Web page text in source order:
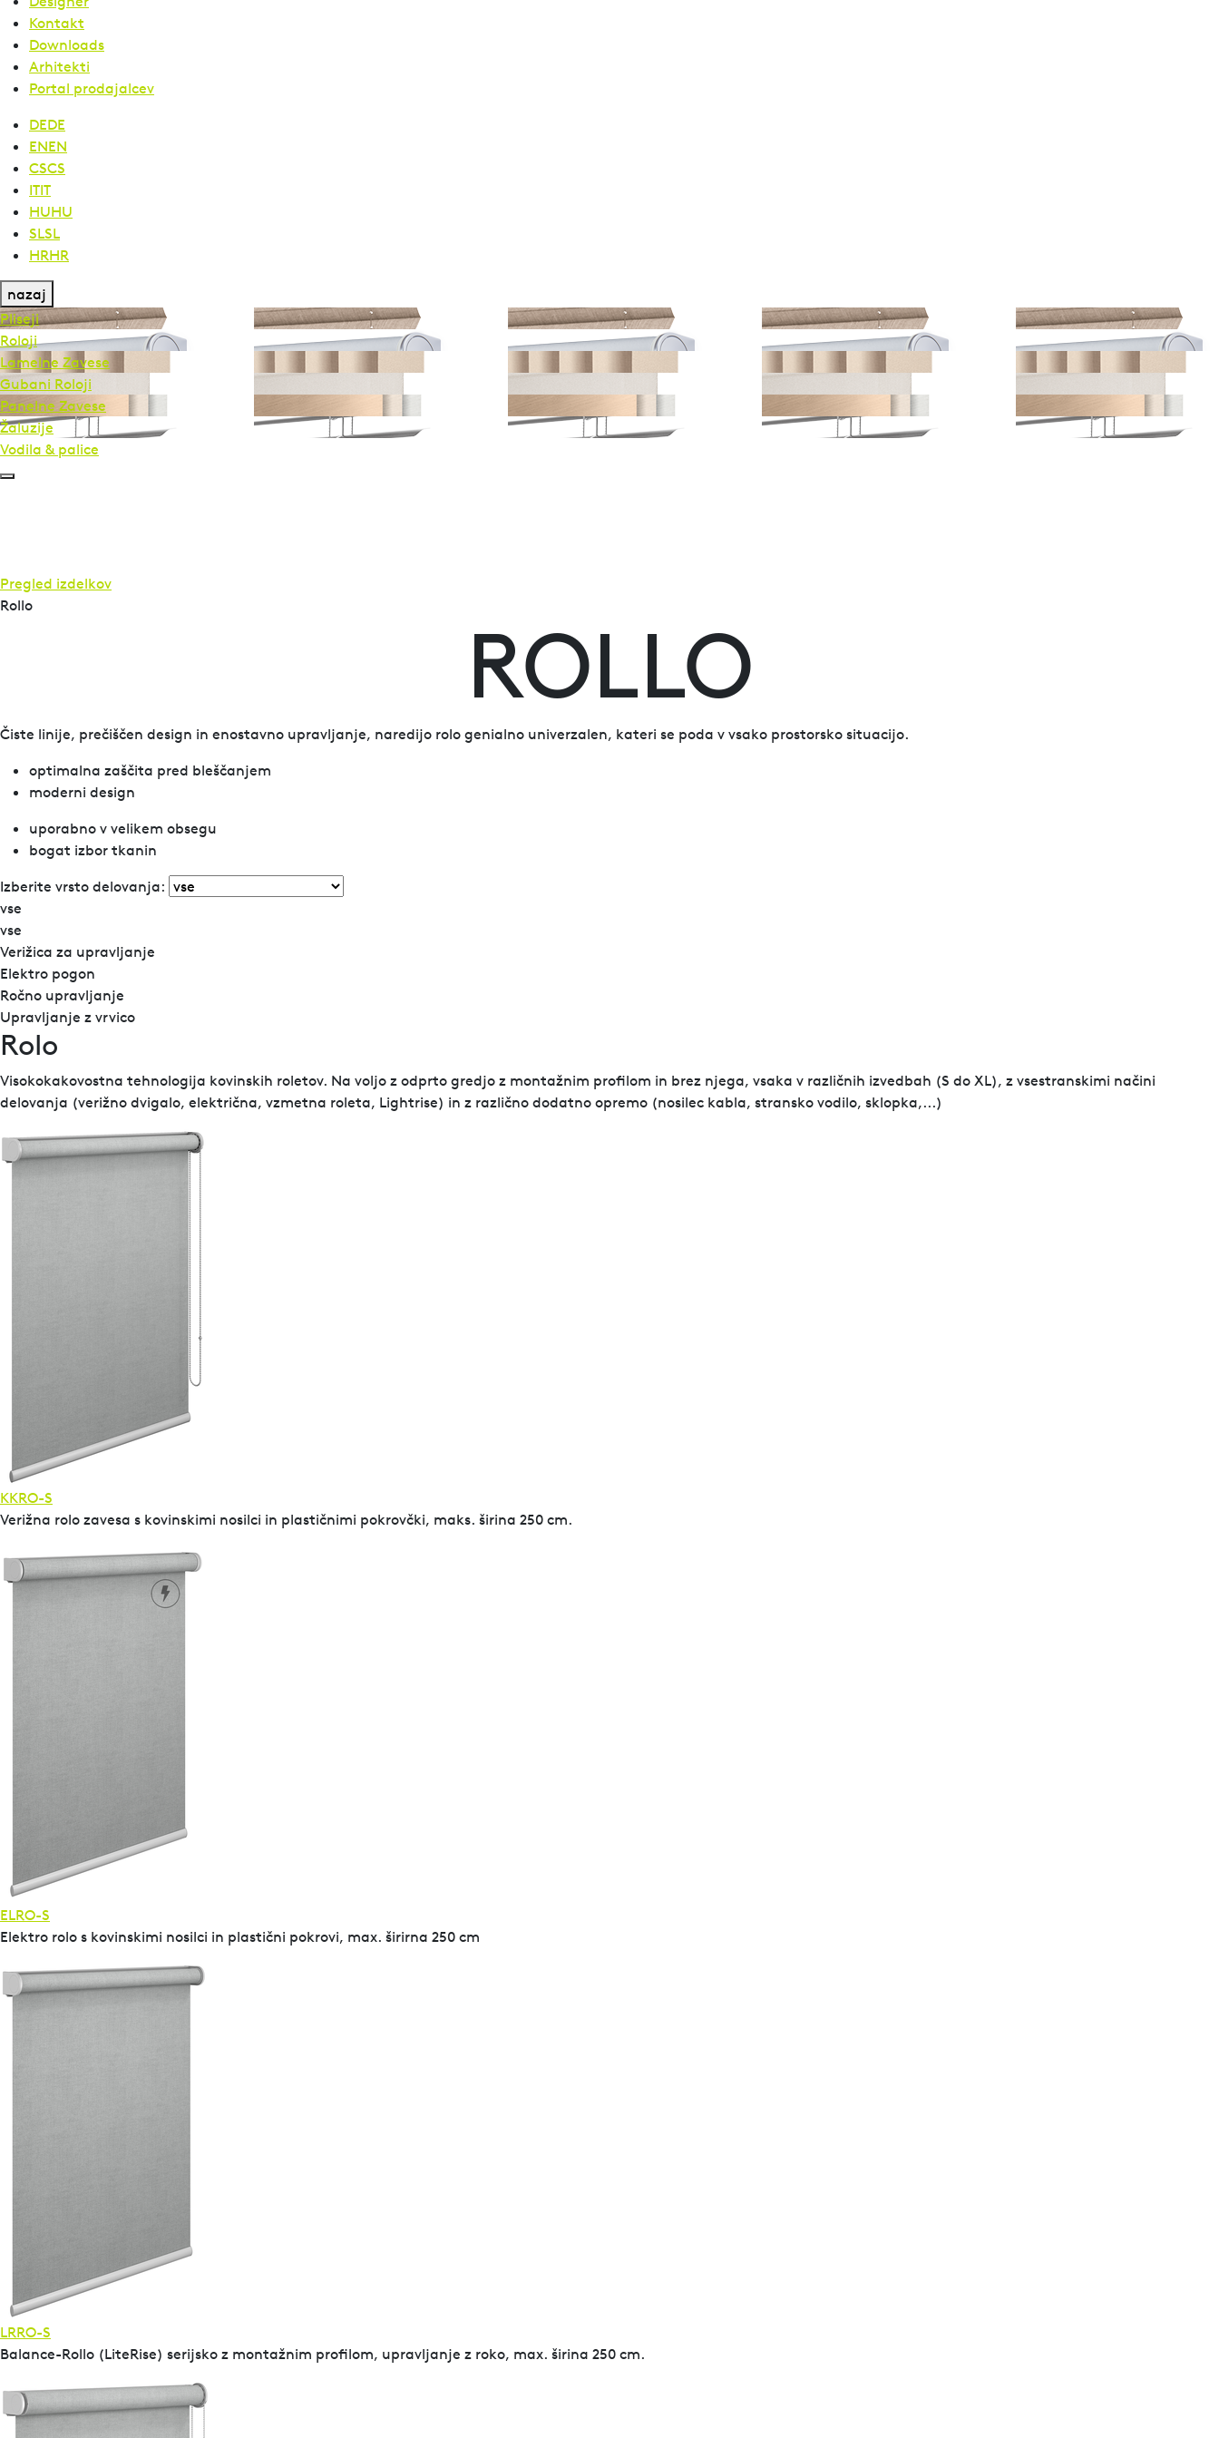
Kontakt
Downloads
Arhitekti
Portal prodajalcev
DEDE
ENEN
CSCS
ITIT
HUHU
SLSL
HRHR
nazaj
Pliseji
Roloji
Lamelne Zavese
Gubani Roloji
Panelne Zavese
Žaluzije
Vodila & palice
Pregled izdelkov
Rollo
ROLLO
Čiste linije, prečiščen design in enostavno upravljanje, naredijo rolo genialno univerzalen, kateri se poda v vsako prostorsko situacijo.
optimalna zaščita pred bleščanjem
moderni design
uporabno v velikem obsegu
bogat izbor tkanin
Izberite vrsto delovanja:
vse
vse
Verižica za upravljanje
Elektro pogon
Ročno upravljanje
Upravljanje z vrvico
Rolo
Visokokakovostna tehnologija kovinskih roletov. Na voljo z odprto gredjo z montažnim profilom in brez njega, vsaka v različnih izvedbah (S do XL), z vsestranskimi načini
delovanja (verižno dvigalo, električna, vzmetna roleta, Lightrise) in z različno dodatno opremo (nosilec kabla, stransko vodilo, sklopka,...)
KKRO-S
Verižna rolo zavesa s kovinskimi nosilci in plastičnimi pokrovčki, maks. širina 250 cm.
ELRO-S
Elektro rolo s kovinskimi nosilci in plastični pokrovi, max. širirna 250 cm
LRRO-S
Balance-Rollo (LiteRise) serijsko z montažnim profilom, upravljanje z roko, max. širina 250 cm.